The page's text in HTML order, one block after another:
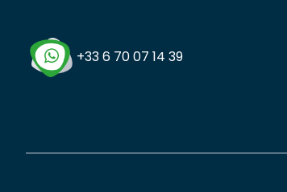
+33 6 70 07 14 39